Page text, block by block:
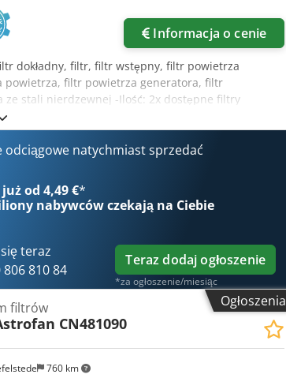
Informacja o cenie
dokładny, filtr, filtr wstępny, filtr powietrza
filtr powietrza generatora, filtr
stali nierdzewnej -Ilość: 2x dostępne filtry
-Waga: 7,2 kg/sztuka Cjdovxf S Depfx Apbsrf
odciągowe natychmiast sprzedać
już od 4,49 €*
nabywcówczekają na Ciebie
teraz
806 810 84
Teraz dodaj ogłoszenie
*za ogłoszenie/miesiąc
Ogłoszenia
760 km
filtrów
CN481090